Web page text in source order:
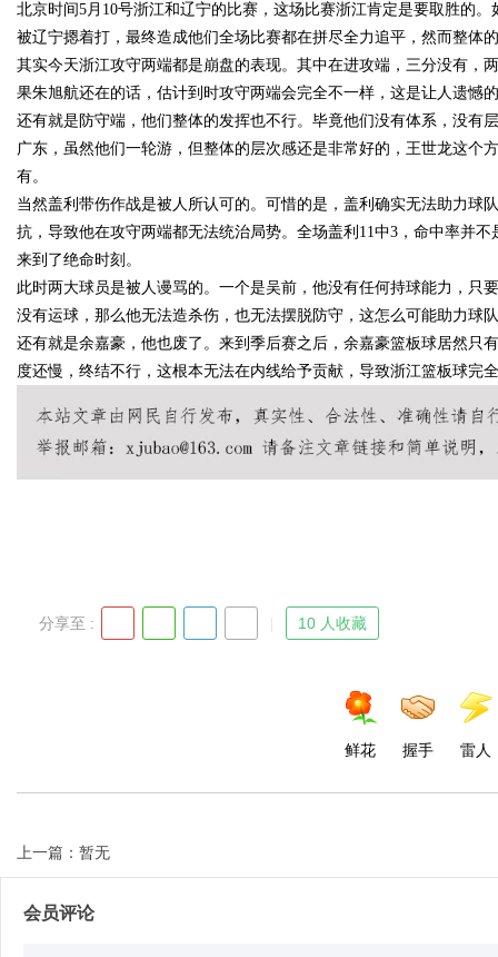
uz
北京时间5月10号浙江和辽宁的比赛，这场比赛浙江肯定是要取胜的
被辽宁摁着打，最终造成他们全场比赛都在拼尽全力追平，然而整体
其实今天浙江攻守两端都是崩盘的表现。其中在进攻端，三分没有，
果朱旭航还在的话，估计到时攻守两端会完全不一样，这是让人遗憾
还有就是防守端，他们整体的发挥也不行。毕竟他们没有体系，没有
广东，虽然他们一轮游，但整体的层次感还是非常好的，王世龙这个
有。
当然盖利带伤作战是被人所认可的。可惜的是，盖利确实无法助力球
抗，导致他在攻守两端都无法统治局势。全场盖利11中3，命中率并
来到了绝命时刻。
此时两大球员是被人谩骂的。一个是吴前，他没有任何持球能力，只
没有运球，那么他无法造杀伤，也无法摆脱防守，这怎么可能助力球
还有就是余嘉豪，他也废了。来到季后赛之后，余嘉豪篮板球居然只
度还慢，终结不行，这根本无法在内线给予贡献，导致浙江篮板球完
分享至 : 10 人收藏
鲜花 握手 雷人
上一篇：暂无
会员评论
桩项目软件开发商，
业秘诀？
开店最怕“搜不到”为什么隔壁店
花钱，ai却天天给他免费派单？